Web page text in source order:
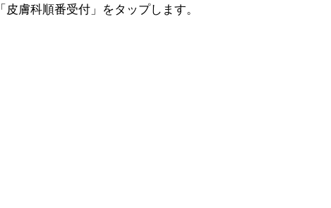
「皮膚科順番受付」をタップします。